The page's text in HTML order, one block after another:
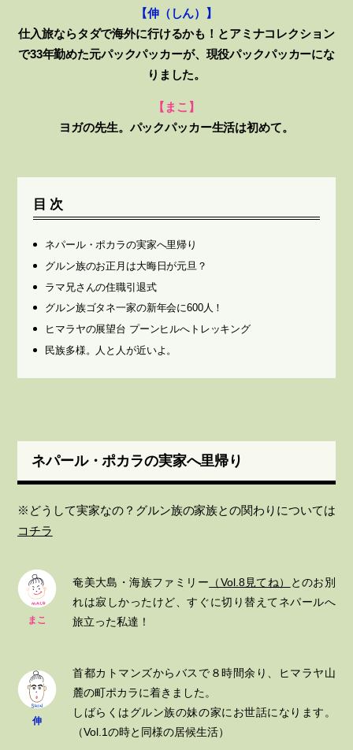
【伸（しん）】
仕入旅ならタダで海外に行けるかも！とアミナコレクション
で33年勤めた元パックパッカーが、 現役パックパッカーにな
りました。
【まこ】
ヨガの先生。パックパッカー生活は初めて。
目次
ネパール・ポカラの実家へ里帰り
グルン族のお正月は大晦日が元旦？
ラマ兄さんの住職引退式
グルン族ゴタネ一家の新年会に600人！
ヒマラヤの展望台 プーンヒルへトレッキング
民族多様。人と人が近いよ。
ネパール・ポカラの実家へ里帰り
※どうして実家なの？グルン族の家族との関わりについては
コチラ
まこ
奄美大島・海族ファミリー （Vol.8見てね）
とのお別
れは寂しかったけど、すぐに切り替えてネパールへ
旅立った私達！
伸
首都カトマンズからバスで８時間余り、ヒマラヤ山
麓の町ポカラに着きました。
しばらくはグルン族の妹の家にお世話になります。
（Vol.1の時と同様の居候生活）